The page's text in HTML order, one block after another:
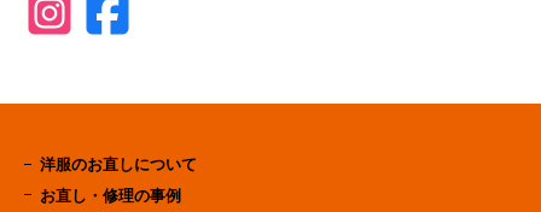
洋服のお直しについて
お直し・修理の事例